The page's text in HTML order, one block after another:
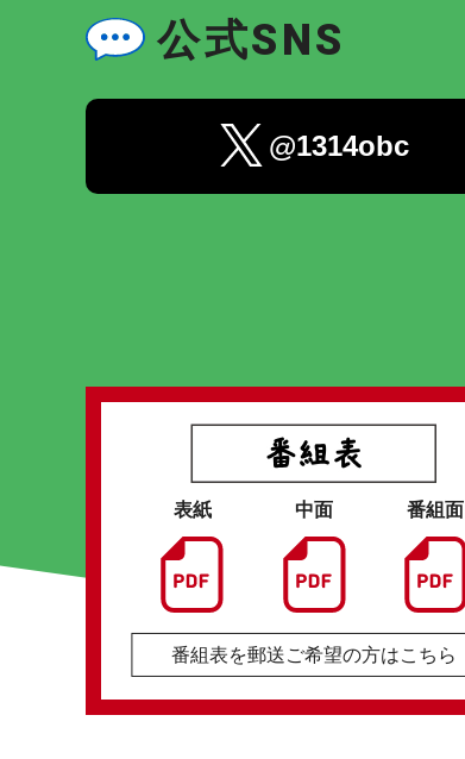
公式SNS
@1314obc
表紙 中面 番組面
番組表を郵送ご希望の方はこちら